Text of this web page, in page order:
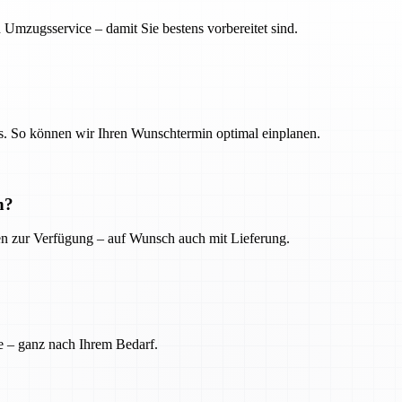
– damit Sie bestens vorbereitet sind.
So können wir Ihren Wunschtermin optimal einplanen.
zur Verfügung – auf Wunsch auch mit Lieferung.
– ganz nach Ihrem Bedarf.